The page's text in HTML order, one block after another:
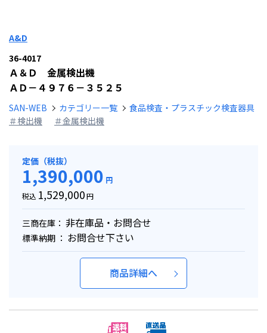
A&D
36-4017
Ａ＆Ｄ 金属検出機
ＡＤ－４９７６－３５２５
SAN-WEB カテゴリー一覧
食品検査・プラスチック検査器具
＃検出機
＃金属検出機
定価（税抜）
1,390,000 円
税込 1,529,000円
三商在庫： 非在庫品・お問合せ
標準納期 ： お問合せ下さい
商品詳細へ